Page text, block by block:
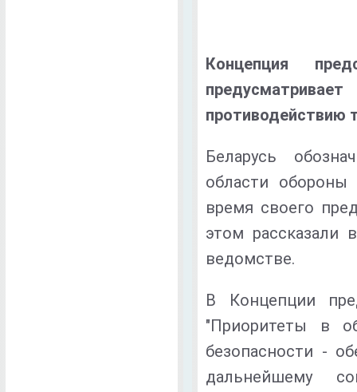
Концепция
противодействию
Беларусь
области
время своего
этом рассказали
ведомстве.
В Концепции
"Приоритеты в
безопасности -
дальнейшему